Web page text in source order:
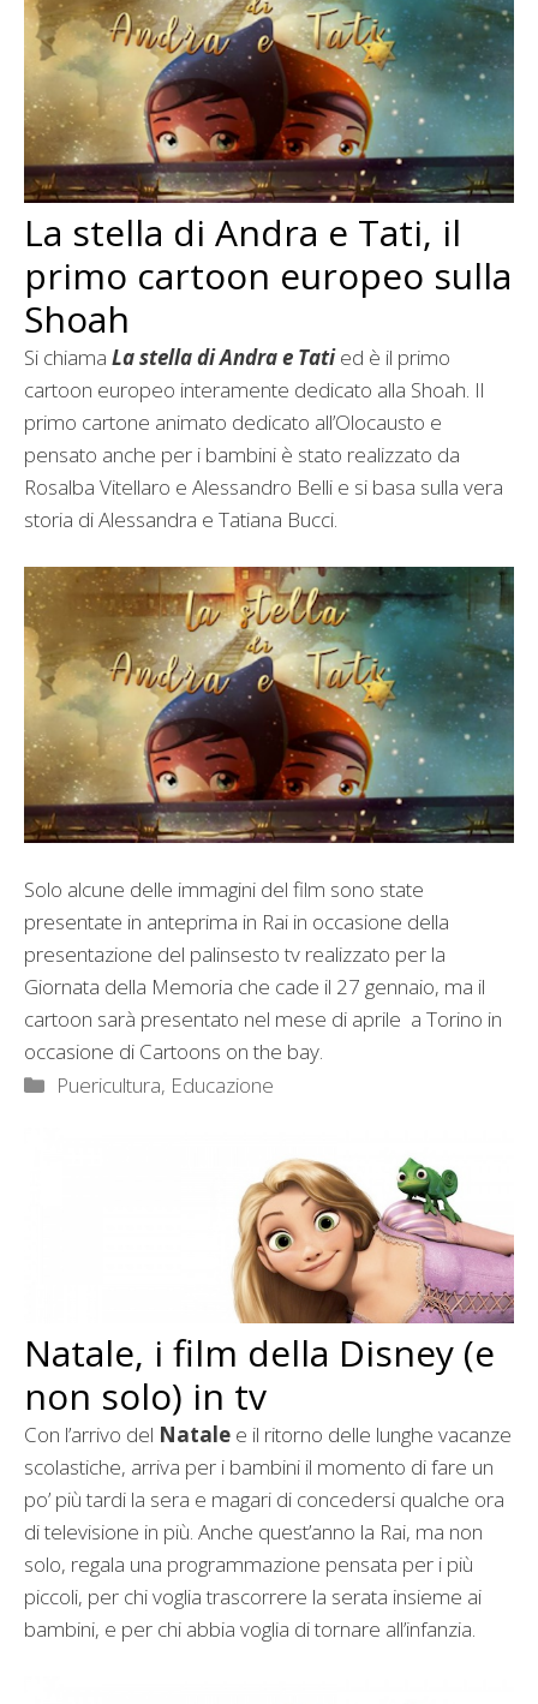
La stella di Andra e Tati, il
primo cartoon europeo sulla
Shoah
Si chiama La stella di Andra e Tatied è il primo
cartoon europeo interamente dedicato alla Shoah. Il
primo cartone animato dedicato all’Olocausto e
pensato anche per i bambini è stato realizzato da
Rosalba Vitellaro e Alessandro Belli e si basa sulla vera
storia di Alessandra e Tatiana Bucci.
Solo alcune delle immagini del film sono state
presentate in anteprima in Rai in occasione della
presentazione del palinsesto tv realizzato per la
Giornata della Memoria che cade il 27 gennaio, ma il
cartoon sarà presentato nel mese di aprile a Torino in
occasione di Cartoons on the bay.
Categorie
Puericultura, Educazione
Natale, i film della Disney (e
non solo) in tv
Con l’arrivo del Natale e il ritorno delle lunghe vacanze
scolastiche, arriva per i bambini il momento di fare un
po’ più tardi la sera e magari di concedersi qualche ora
di televisione in più. Anche quest’anno la Rai, ma non
solo, regala una programmazione pensata per i più
piccoli, per chi voglia trascorrere la serata insieme ai
bambini, e per chi abbia voglia di tornare all’infanzia.